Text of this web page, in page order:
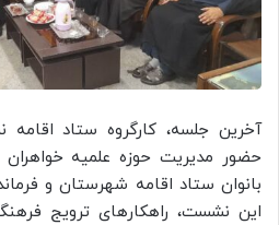
آخرین جلسه، کارگروه ستاد اقامه
حضور مدیریت حوزه علمیه
بانوان ستاد اقامه شهرستان و
این نشست، راهکارهای ترویج